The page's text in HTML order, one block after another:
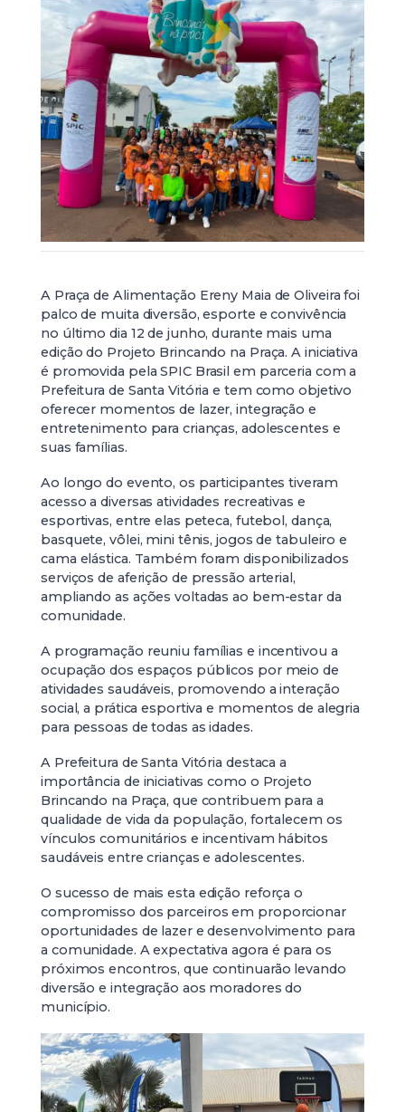
A Praça de Alimentação Ereny Maia de Oliveira foi
palco de muita diversão, esporte e convivência
no último dia 12 de junho, durante mais uma
edição do Projeto Brincando na Praça. A iniciativa
é promovida pela SPIC Brasil em parceria com a
Prefeitura de Santa Vitória e tem como objetivo
oferecer momentos de lazer, integração e
entretenimento para crianças, adolescentes e
suas famílias.
Ao longo do evento, os participantes tiveram
acesso a diversas atividades recreativas e
esportivas, entre elas peteca, futebol, dança,
basquete, vôlei, mini tênis, jogos de tabuleiro e
cama elástica. Também foram disponibilizados
serviços de aferição de pressão arterial,
ampliando as ações voltadas ao bem-estar da
comunidade.
A programação reuniu famílias e incentivou a
ocupação dos espaços públicos por meio de
atividades saudáveis, promovendo a interação
social, a prática esportiva e momentos de alegria
para pessoas de todas as idades.
A Prefeitura de Santa Vitória destaca a
importância de iniciativas como o Projeto
Brincando na Praça, que contribuem para a
qualidade de vida da população, fortalecem os
vínculos comunitários e incentivam hábitos
saudáveis entre crianças e adolescentes.
O sucesso de mais esta edição reforça o
compromisso dos parceiros em proporcionar
oportunidades de lazer e desenvolvimento para
a comunidade. A expectativa agora é para os
próximos encontros, que continuarão levando
diversão e integração aos moradores do
município.